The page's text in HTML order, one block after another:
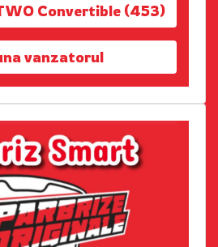
Convertible (453)
vanzatorul